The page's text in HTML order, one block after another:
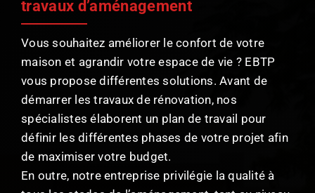
travaux d’aménagement
Vous souhaitez améliorer le confort de votre
maison et agrandir votre espace de vie ? EBTP
vous propose différentes solutions. Avant de
démarrer les travaux de rénovation, nos
spécialistes élaborent un plan de travail pour
définir les différentes phases de votre projet afin
de maximiser votre budget.
En outre, notre entreprise privilégie la qualité à